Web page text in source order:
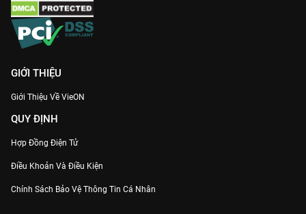
GIỚI THIỆU
Giới Thiệu Về VieON
QUY ĐỊNH
Hợp Đồng Điện Tử
Điều Khoản Và Điều Kiện
Chính Sách Bảo Vệ Thông Tin Cá Nhân